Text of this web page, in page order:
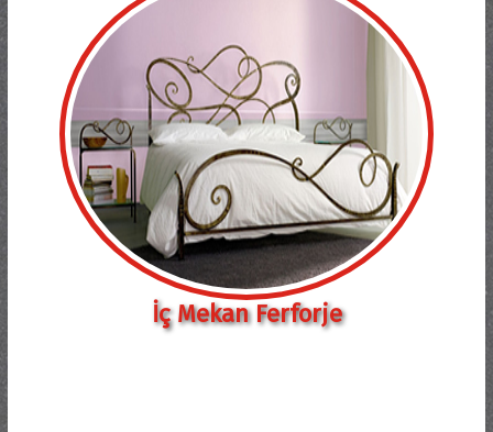
İç Mekan Ferforje